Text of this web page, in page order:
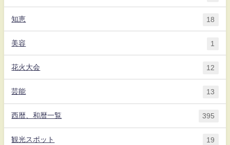
知恵 18
美容 1
花火大会 12
芸能 13
西暦、和暦一覧 395
観光スポット 19